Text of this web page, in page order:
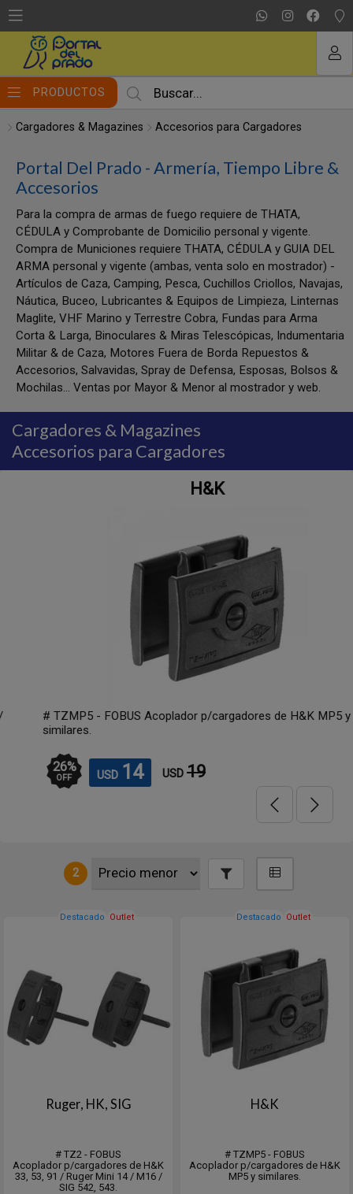
PRODUCTOS
Cargadores & Magazines Accesorios para Cargadores
Portal Del Prado - Armería, Tiempo Libre &
Accesorios
Para la compra de armas de fuego requiere de THATA,
CÉDULA y Comprobante de Domicilio personal y vigente.
Compra de Municiones requiere THATA, CÉDULA y GUIA DEL
ARMA personal y vigente (ambas, venta solo en mostrador) -
Artículos de Caza, Camping, Pesca, Cuchillos Criollos, Navajas,
Náutica, Buceo, Lubricantes & Equipos de Limpieza, Linternas
Maglite, VHF Marino y Terrestre Cobra, Fundas para Arma
Corta & Larga, Binoculares & Miras Telescópicas, Indumentaria
Militar & de Caza, Motores Fuera de Borda Repuestos &
Accesorios, Salvavidas, Spray de Defensa, Esposas, Bolsos &
Mochilas... Ventas por Mayor & Menor al mostrador y web.
Cargadores & Magazines
Accesorios para Cargadores
H&K
# TZMP5 - FOBUS Acoplador p/cargadores de H&K MP5 y
similares.
26%
OFF USD 14 USD 19
2
Destacado Outlet
Ruger, HK, SIG
# TZ2 - FOBUS
Acoplador p/cargadores de H&K
33, 53, 91 / Ruger Mini 14 / M16 /
SIG 542, 543.
Destacado Outlet
H&K
# TZMP5 - FOBUS
Acoplador p/cargadores de H&K
MP5 y similares.